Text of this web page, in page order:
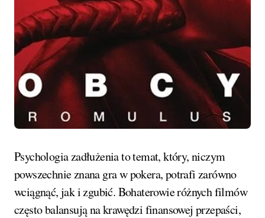
Psychologia zadłużenia to temat, który, niczym
powszechnie znana gra w pokera, potrafi zarówno
wciągnąć, jak i zgubić. Bohaterowie różnych filmów
często balansują na krawędzi finansowej przepaści,